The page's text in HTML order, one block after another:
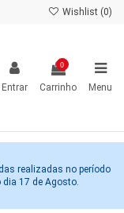
Wishlist (0)
Entrar
0
Carrinho Menu
realizadas no período
dia 17 de Agosto.